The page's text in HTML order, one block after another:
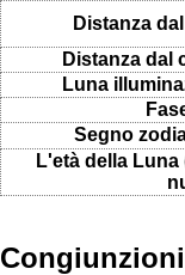
Distanza
Distanza dal
Luna
Segno
L'età della